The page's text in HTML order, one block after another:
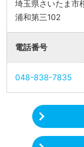
埼玉県さいたま市
浦和第三102
電話番号
048-838-7835